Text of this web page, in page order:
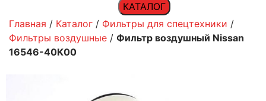
КАТАЛОГ
Главная / Каталог / Фильтры для спецтехники /
Фильтры воздушные / Фильтр воздушный Nissan
16546-40K00